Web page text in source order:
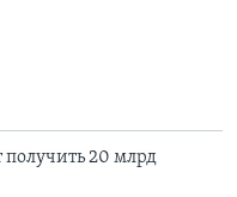
20 млрд